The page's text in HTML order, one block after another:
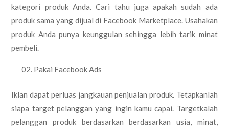
kategori produk Anda. Cari tahu juga apakah sudah ada
produk sama yang dijual di Facebook Marketplace. Usahakan
produk Anda punya keunggulan sehingga lebih tarik minat
pembeli.
Pakai Facebook Ads
Iklan dapat perluas jangkauan penjualan produk. Tetapkanlah
siapa target pelanggan yang ingin kamu capai. Targetkalah
pelanggan produk berdasarkan berdasarkan usia, minat,